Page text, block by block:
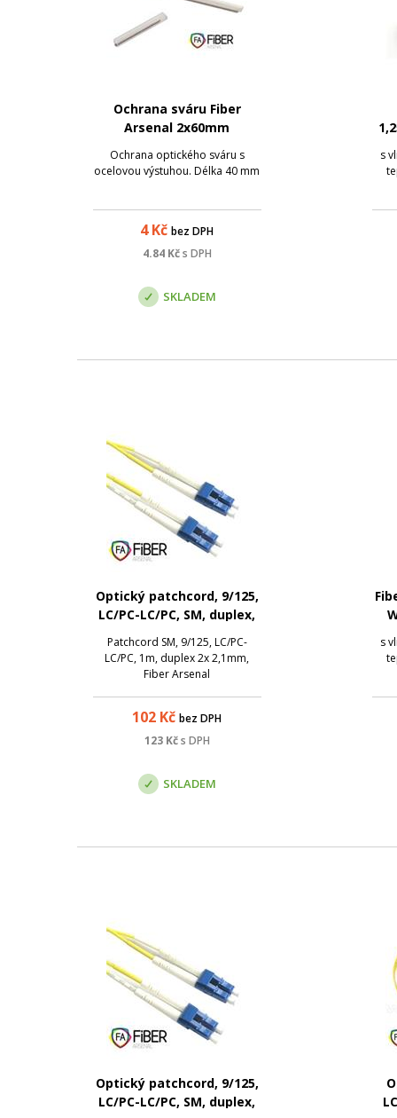
Ochrana sváru Fiber
Arsenal 2x60mm
Ochrana optického sváru s
ocelovou výstuhou. Délka 40 mm
4Kč bez DPH
4.84Kčs DPH
SKLADEM
s
Optický patchcord, 9/125,
LC/PC-LC/PC, SM, duplex,
Patchcord SM, 9/125, LC/PC-
LC/PC, 1m, duplex 2x 2,1mm,
Fiber Arsenal
102 Kč bez DPH
123Kčs DPH
SKLADEM
s
Optický patchcord, 9/125,
LC/PC-LC/PC, SM, duplex,